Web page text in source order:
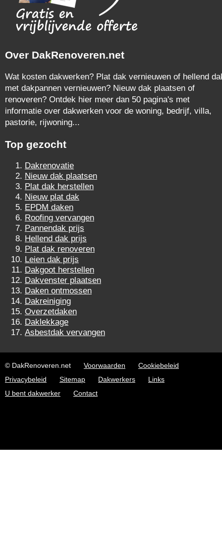
Over DakRenoveren.net
Wat kosten dakwerken? Plat dak vernieuwen of hellend
met dakpannen vernieuwen? Nieuw dak plaatsen of
renoveren? Ontdek hier meer dan 50 pagina's met
informatie over dakwerken voor de woning, bedrijf, villa,
pastorie, rijwoning...
Top gezocht
Dakrenovatie
Nieuw dak plaatsen
Plat dak herstellen
Nieuw plat dak
EPDM daken
Roofing vervangen
Pannendak prijs
Hellend dak prijs
Plat dak renoveren
Leien dak prijs
Dakgoot herstellen
Dakvenster plaatsen
Daken ontmossen
Dakreiniging
Overzetdaken
Daklekkage
Asbestdak vervangen
© DakRenoveren.net Voorwaarden
Cookiebeleid
Privacybeleid
Sitemap Dakwerkers
Links
U bent dakwerker
Contact